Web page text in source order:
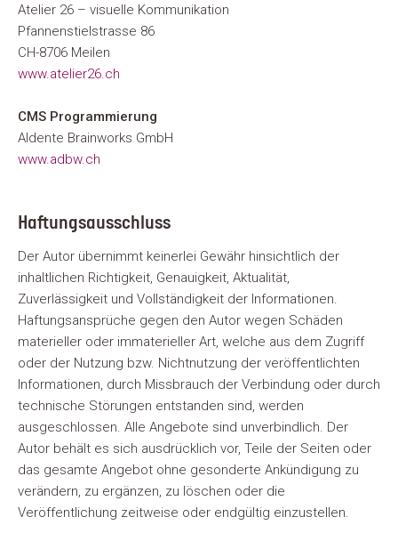
Atelier 26 – visuelle Kommunikation
Pfannenstielstrasse 86
CH-8706 Meilen
www.atelier26.ch
CMS Programmierung
Aldente Brainworks GmbH
www.adbw.ch
Haftungsausschluss
Der Autor übernimmt keinerlei Gewähr hinsichtlich der
inhaltlichen Richtigkeit, Genauigkeit, Aktualität,
Zuverlässigkeit und Vollständigkeit der Informationen.
Haftungsansprüche gegen den Autor wegen Schäden
materieller oder immaterieller Art, welche aus dem Zugriff
oder der Nutzung bzw. Nichtnutzung der veröffentlichten
Informationen, durch Missbrauch der Verbindung oder durch
technische Störungen entstanden sind, werden
ausgeschlossen. Alle Angebote sind unverbindlich. Der
Autor behält es sich ausdrücklich vor, Teile der Seiten oder
das gesamte Angebot ohne gesonderte Ankündigung zu
verändern, zu ergänzen, zu löschen oder die
Veröffentlichung zeitweise oder endgültig einzustellen.